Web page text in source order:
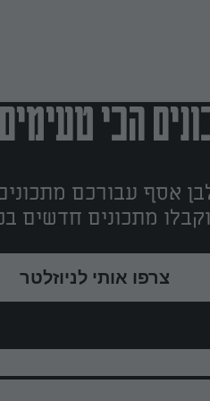
ושמן
הכי
אסף עבורכם
מתכונים חדשים
צרפו אותי לניוזלטר